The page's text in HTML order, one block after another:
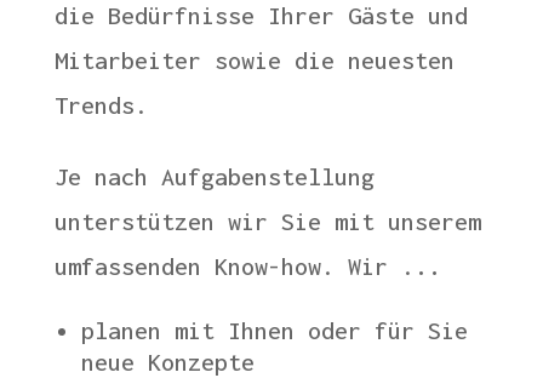
die Bedürfnisse Ihrer Gäste und
Mitarbeiter sowie die neuesten
Trends.
Je nach Aufgabenstellung
unterstützen wir Sie mit unserem
umfassenden Know-how. Wir . ..
planen mit Ihnen oder für Sie
neue Konzepte